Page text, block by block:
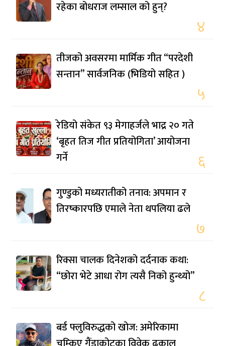
रहेका बोधराज लम्साल को हुन्?
४
तीजको अवसरमा मार्मिक गीत “परदेशी
सन्तान” सार्वजनिक (भिडियो सहित )
५
रेडियो संकेत ९३ मेगाहर्जले भाद्र २० गते
‘बृहत तिज गीत प्रतियोगिता’ आयोजना
गर्ने
६
गुण्डुको मध्यरातीको तनाव: अपमान र
तिरष्कारपछि एमाले नेता थपलिया ढले
७
रिक्सा चालक दिनेशको दर्दनाक कथा:
“छोरा भेटे आधा रोग त्यसै निको हुन्थ्यो”
८
बर्ड फ्लुविरुद्धको खोज: अमेरिकामा